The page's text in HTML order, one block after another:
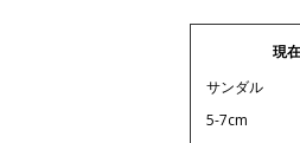
現
サンダル
5-7cm